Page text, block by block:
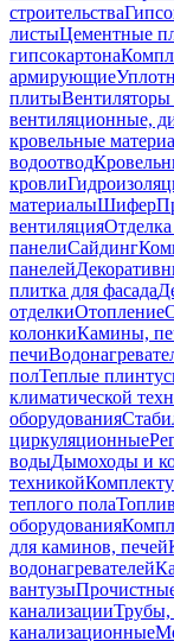
строительства
листыЦементные
гипсокартона
армирующие
плиты
вентиляционные,
кровельные
водоотвод
кровли
материалыШифер
вентиляцияОтделка
панелиСайдинг
панелей
плитка для фасада
отделкиОтопление
колонкиКамины,
печи
полТеплые
климатической
оборудования
циркуляционные
водыДымоходы и
техникой
теплого пола
оборудования
для каминов, печей
водонагревателей
вантузы
канализацииТрубы,
канализационные